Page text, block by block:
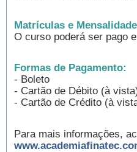
Matrículas e
O curso poderá ser pago
Formas de Pagamento:
- Boleto
- Cartão de Débito (à
- Cartão de Crédito (à
Para mais informações,